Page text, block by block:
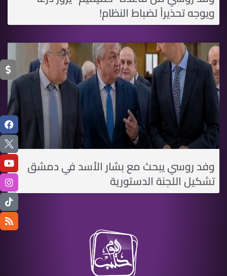
ويوجه تحذيراً لضباط النظام!
وفد روسي يبحث مع بشار الأسد في دمشق
تشكيل اللجنة الدستورية